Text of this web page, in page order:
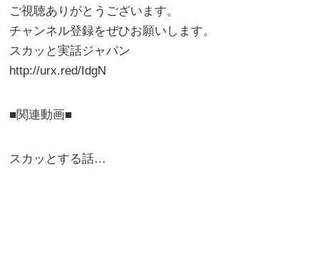
ご視聴ありがとうございます。
チャンネル登録をぜひお願いします。
スカッと実話ジャパン
http://urx.red/IdgN
■関連動画■
スカッとする話…